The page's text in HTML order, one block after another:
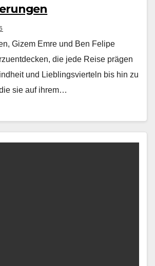
Gizem Emre und Ben Felipe
die jede Reise prägen
und Lieblingsvierteln bis hin zu
sie auf ihrem…